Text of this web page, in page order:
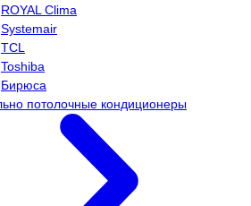
ROYAL Clima
Systemair
TCL
Toshiba
Бирюса
потолочные кондиционеры